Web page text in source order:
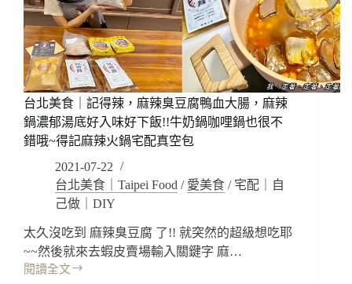
盤
法
頂
甲
舒
肥
雞
胸
肉
口
味
味
脂
台北美食｜記得辣，麻辣臭豆腐鴨血大腸，麻辣
鍋濃郁湯底好入味好下飯!!牛奶鍋咖哩鍋也很不
錯哦~得記麻辣火鍋宅配真空包
2021-07-22
台北美食｜Taipei Food / 愛美食 / 宅配｜自
己做｜DIY
太久沒吃到 麻辣臭豆腐 了!! 就突然的超級想吃耶
~~然後就來去蝦皮賣場輸入關鍵字 麻…
閱讀全文
台